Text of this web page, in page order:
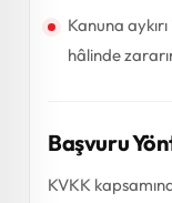
Kanuna
hâlinde
Başvuru
KVKK